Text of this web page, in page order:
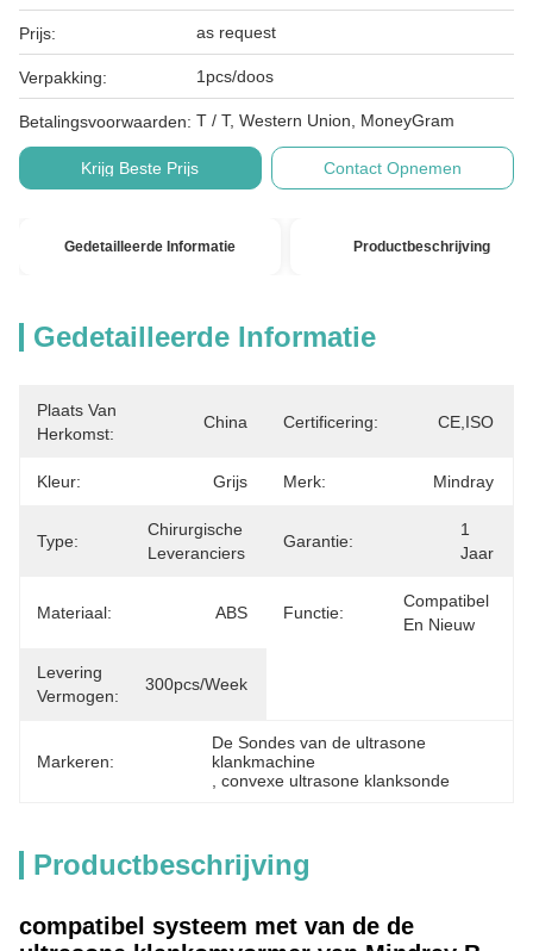
Prijs: as request
Verpakking: 1pcs/doos
Betalingsvoorwaarden: T / T, Western Union, MoneyGram
Krijg Beste Prijs Contact Opnemen
Gedetailleerde Informatie Productbeschrijving
Gedetailleerde Informatie
Plaats Van
Herkomst:
China Certificering: CE,ISO
Kleur: Grijs Merk: Mindray
Type:
Chirurgische
Leveranciers
Garantie:
1
Jaar
Materiaal: ABS Functie:
Compatibel
En Nieuw
Levering
Vermogen:
300pcs/week
Markeren:
De Sondes van de ultrasone
klankmachine
, convexe ultrasone klanksonde
Productbeschrijving
compatibel systeem met van de de